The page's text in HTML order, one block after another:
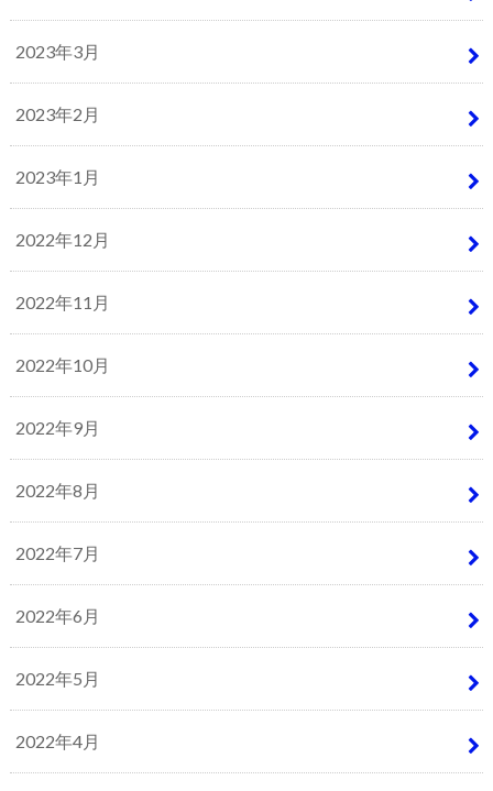
2023年3月
2023年2月
2023年1月
2022年12月
2022年11月
2022年10月
2022年9月
2022年8月
2022年7月
2022年6月
2022年5月
2022年4月